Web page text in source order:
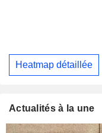
Heatmap détaillée
Actualités à la une